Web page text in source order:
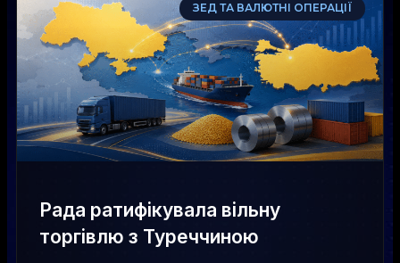
ЗЕД ТА ВАЛЮТНІ ОПЕРАЦІЇ
Рада ратифікувала вільну
торгівлю з Туреччиною